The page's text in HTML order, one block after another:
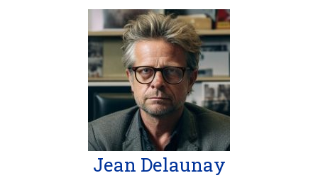
Jean Delaunay